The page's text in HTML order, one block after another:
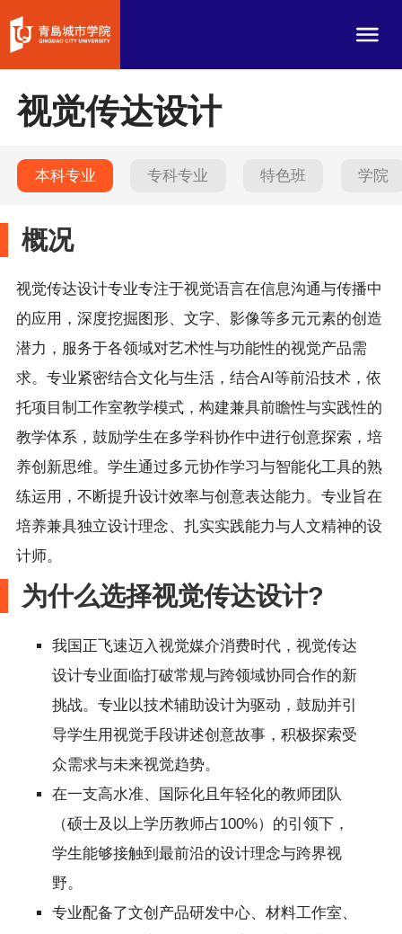
视觉传达设计
本科专业 专科专业 特色班 学院
概况
视觉传达设计专业专注于视觉语言在信息沟通与传播中
的应用，深度挖掘图形、文字、影像等多元元素的创造
潜力，服务于各领域对艺术性与功能性的视觉产品需
求。专业紧密结合文化与生活，结合AI等前沿技术，依
托项目制工作室教学模式，构建兼具前瞻性与实践性的
教学体系，鼓励学生在多学科协作中进行创意探索，培
养创新思维。学生通过多元协作学习与智能化工具的熟
练运用，不断提升设计效率与创意表达能力。专业旨在
培养兼具独立设计理念、扎实实践能力与人文精神的设
计师。
为什么选择视觉传达设计?
我国正飞速迈入视觉媒介消费时代，视觉传达
设计专业面临打破常规与跨领域协同合作的新
挑战。专业以技术辅助设计为驱动，鼓励并引
导学生用视觉手段讲述创意故事，积极探索受
众需求与未来视觉趋势。
在一支高水准、国际化且年轻化的教师团队
（硕士及以上学历教师占100%）的引领下，
学生能够接触到最前沿的设计理念与跨界视
野。
专业配备了文创产品研发中心、材料工作室、